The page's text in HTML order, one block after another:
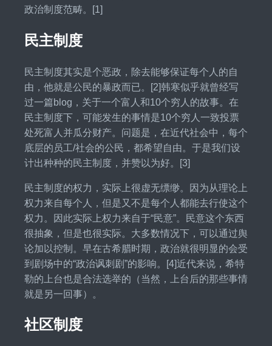
政治制度范畴。[1]
民主制度
民主制度其实是个恶政，除去能够保证每个人的自
由，他就是公民的暴政而已。[2]韩寒似乎就曾经写
过一篇blog，关于一个富人和10个穷人的故事。在
民主制度下，可能发生的事情是10个穷人一致投票
处死富人并瓜分财产。问题是，在近代社会中，每个
底层的员工/社会的公民，都希望自由。于是我们设
计出种种的民主制度，并赞以为好。[3]
民主制度的权力，实际上很虚无缥缈。因为从理论上
权力来自每个人，但是又不是每个人都能去行使这个
权力。因此实际上权力来自于“民意”。民意这个东西
很抽象，但是也很实际。大多数情况下，可以通过舆
论加以控制。早在古希腊时期，政治就很明显的会受
到剧场中的“政治讽刺剧”的影响。[4]近代来说，希特
勒的上台也是合法选举的（当然，上台后的那些事情
就是另一回事）。
社区制度